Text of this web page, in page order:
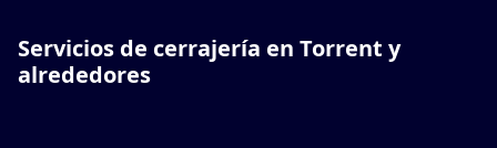
Servicios de cerrajería en Torrent y
alrededores